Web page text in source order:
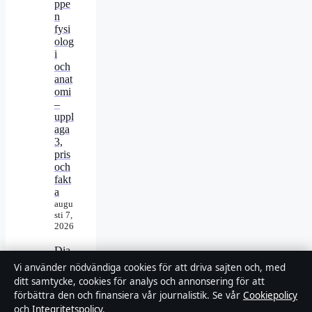
ppe
n
fysi
olog
i
och
anat
omi
–
uppl
aga
3,
pris
och
fakt
a
augu
sti 7,
2026
Dia
na,
prin
sess
a av
Vi använder nödvändiga cookies för att driva sajten och, med
ditt samtycke, cookies för analys och annonsering för att
förbättra den och finansiera vår journalistik. Se vår Cookiepolicy
och Integritetspolicy.